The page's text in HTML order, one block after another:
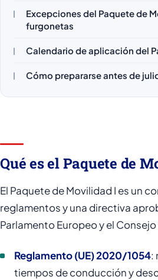
Excepciones del Paquete de
furgonetas
Calendario de aplicación del
Cómo prepararse antes de
Qué es el Paquete de
El Paquete de Movilidad I es un
reglamentos y una directiva
Parlamento Europeo y el
Reglamento (UE) 2020/1054:
tiempos de conducción y